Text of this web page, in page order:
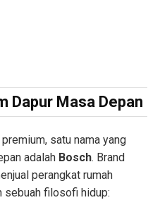
Dapur Masa Depan
satu nama yang
adalah Bosch. Brand
perangkat rumah
sebuah filosofi hidup: